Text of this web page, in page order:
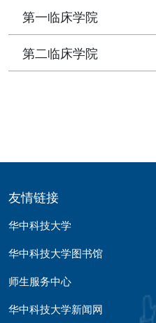
第一临床学院
第二临床学院
友情链接
华中科技大学
华中科技大学图书馆
师生服务中心
华中科技大学新闻网